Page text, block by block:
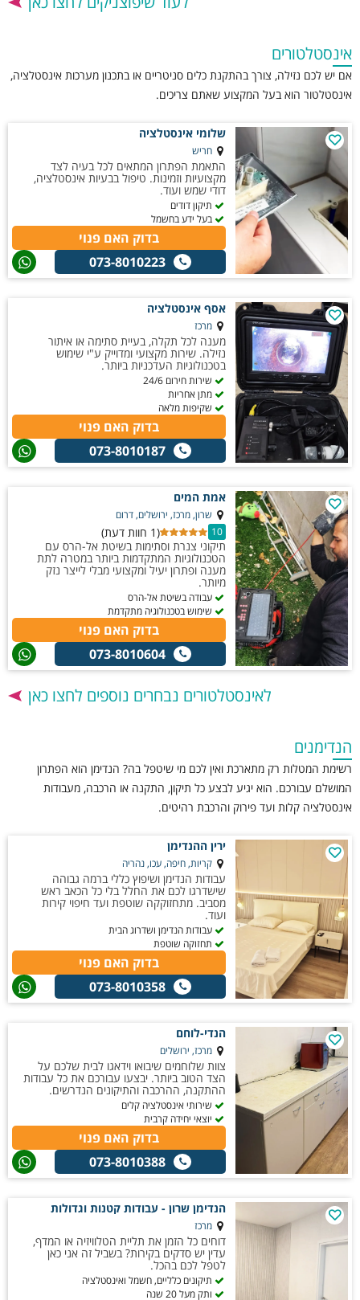
אינסטלטורים
אם יש לכם נזילה, צורך בהתקנת כלים סניטריים או בתכנון מערכות אינסטלציה,
אינסטלטור הוא בעל המקצוע שאתם צריכים.
שלומי אינסטלציה
חריש
התאמת הפתרון המתאים לכל בעיה לצד
מקצועיות וזמינות. טיפול בבעיות אינסטלציה,
דודי שמש ועוד.
תיקון דודים
בעל ידע בחשמל
בדוק האם פנוי
073-8010223
אסף אינסטלציה
מרכז
מענה לכל תקלה, בעיית סתימה או איתור
נזילה. שירות מקצועי ומדוייק ע"י שימוש
בטכנולוגיות העדכניות ביותר.
שירות חירום 24/6
מתן אחריות
שקיפות מלאה
בדוק האם פנוי
073-8010187
אמת המים
שרון, מרכז, ירושלים, דרום
10
(1 חוות דעת)
תיקוני צנרת וסתימות בשיטת אל-הרס עם
הטכנולוגיות המתקדמות ביותר במטרה לתת
מענה ופתרון יעיל ומקצועי מבלי לייצר נזק
מיותר.
עבודה בשיטת אל-הרס
שימוש בטכנולוגיה מתקדמת
בדוק האם פנוי
073-8010604
לאינסטלטורים נבחרים נוספים לחצו כאן
הנדימנים
רשימת המטלות רק מתארכת ואין לכם מי שיטפל בה? הנדימן הוא הפתרון
המושלם עבורכם. הוא יגיע לבצע כל תיקון, התקנה או הרכבה, מעבודות
אינסטלציה קלות ועד פירוק והרכבת רהיטים.
ירין ההנדימן
קריות, חיפה, עכו, נהריה
עבודות הנדימן ושיפוץ כללי ברמה גבוהה
שישדרגו לכם את החלל בלי כל הכאב ראש
מסביב. מתחזוקקה שוטפת ועד חיפוי קירות
ועוד.
עבודות הנדימן ושדרוג הבית
תחזוקה שוטפת
בדוק האם פנוי
073-8010358
הנדי-לוחם
מרכז, ירושלים
צוות שלוחמים שיבואו וידאגו לבית שלכם על
הצד הטוב ביותר. יבצעו עבורכם את כל עבודות
ההתקנה, ההרכבה והתיקונים הנדרשים.
שירותי אינסטלציה קלים
יוצאי יחידה קרבית
בדוק האם פנוי
073-8010388
הנדימן שרון - עבודות קטנות וגדולות
מרכז
דוחים כל הזמן את תליית הטלוויזיה או המדף,
עדין יש סדקים בקירות? בשביל זה אני כאן
לטפל לכם בהכל.
תיקונים כלליים, חשמל ואינסטלציה
ותק מעל 20 שנה